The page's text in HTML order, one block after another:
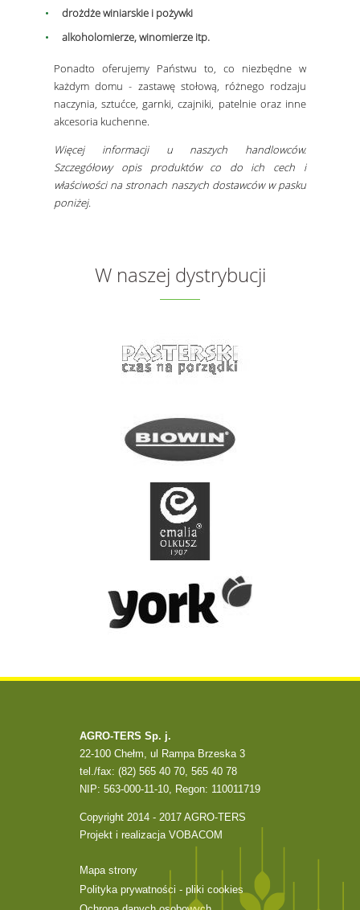
drożdże winiarskie i pożywki
alkoholomierze, winomierze itp.
Ponadto oferujemy Państwu to, co niezbędne w
każdym domu - zastawę stołową, różnego rodzaju
naczynia, sztućce, garnki, czajniki, patelnie oraz inne
akcesoria kuchenne.
Więcej informacji u naszych handlowców.
Szczegółowy opis produktów co do ich cech i
właściwości na stronach naszych dostawców w pasku
poniżej.
W naszej dystrybucji
AGRO-TERS Sp. j.
22-100 Chełm, ul Rampa Brzeska 3
tel./fax: (82) 565 40 70, 565 40 78
NIP: 563-000-11-10, Regon: 110011719
Copyright 2014 - 2017 AGRO-TERS
Projekt i realizacja VOBACOM
Mapa strony
Polityka prywatności - pliki cookies